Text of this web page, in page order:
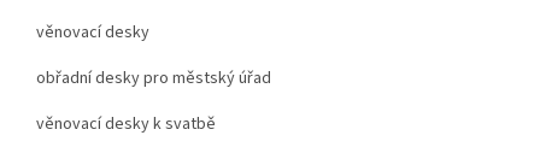
věnovací desky
obřadní desky pro městský úřad
věnovací desky k svatbě